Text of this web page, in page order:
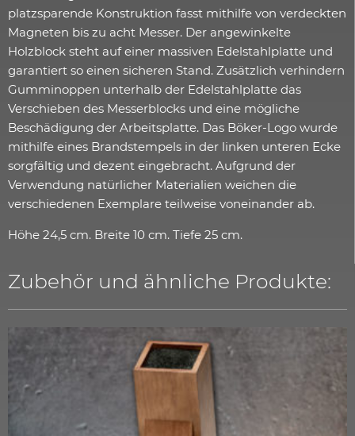
platzsparende Konstruktion fasst mithilfe von verdeckten
Magneten bis zu acht Messer. Der angewinkelte
Holzblock steht auf einer massiven Edelstahlplatte und
garantiert so einen sicheren Stand. Zusätzlich verhindern
Gumminoppen unterhalb der Edelstahlplatte das
Verschieben des Messerblocks und eine mögliche
Beschädigung der Arbeitsplatte. Das Böker-Logo wurde
mithilfe eines Brandstempels in der linken unteren Ecke
sorgfältig und dezent eingebracht. Aufgrund der
Verwendung natürlicher Materialien weichen die
verschiedenen Exemplare teilweise voneinander ab.
Höhe 24,5 cm. Breite 10 cm. Tiefe 25 cm.
Zubehör und ähnliche Produkte: